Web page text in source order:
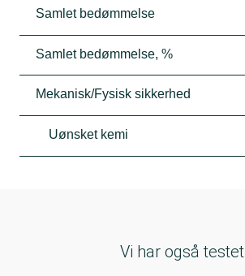
Samlet bedømmelse
Samlet bedømmelse, %
Mekanisk/Fysisk sikkerhed
Uønsket kemi
Vi har også testet